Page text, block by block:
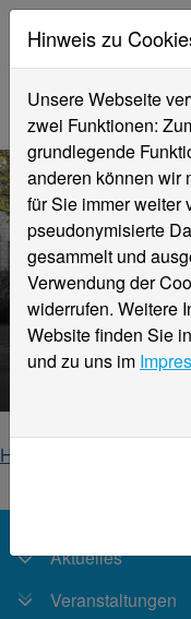
Home
Veranstaltungen
Aktuelles
Veranstaltungen
Hinweis zu
Unsere Webseite
zwei Funktionen:
grundlegende
anderen können wir
für Sie immer weiter
pseudonymisierte
gesammelt und
Verwendung der
widerrufen. Weitere
Website finden Sie
und zu uns im